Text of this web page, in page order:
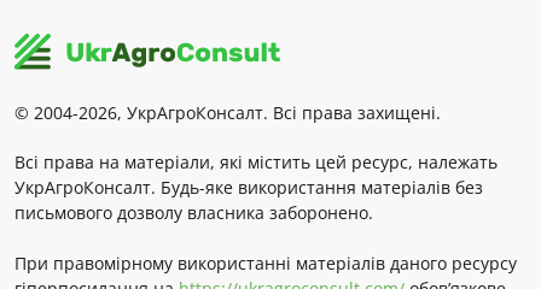
© 2004-2026, УкрАгроКонсалт. Всі права захищені.
Всі права на матеріали, які містить цей ресурс, належать
УкрАгроКонсалт. Будь-яке використання матеріалів без
письмового дозволу власника заборонено.
При правомірному використанні матеріалів даного ресурсу